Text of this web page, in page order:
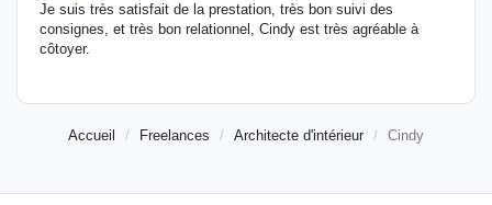
Je suis très satisfait de la prestation, très bon suivi des
consignes, et très bon relationnel, Cindy est très agréable à
côtoyer.
Accueil Freelances Architecte d'intérieur Cindy